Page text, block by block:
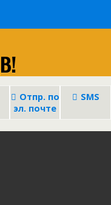
Отпр. по
эл. почте
SMS